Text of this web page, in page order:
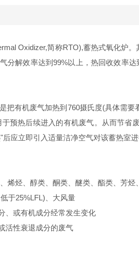
Oxidizer,简称RTO),蓄热式氧化炉
分解效率达到99%以上，热回收效率
把有机废气加热到760摄氏度(具体需
预热后续进入的有机废气。从而节
应立即引入适量洁净空气对该蓄热室
烃、醇类、酮类、醚类、酯类、芳烃
25%LFL)、大风量
或有机成分经常发生变化
性衰退成分的废气